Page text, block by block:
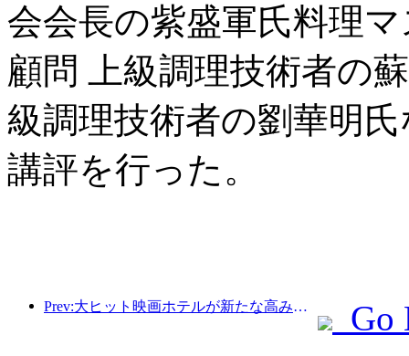
会会長の紫盛軍氏料理
顧問 上級調理技術者の
級調理技術者の劉華明
講評を行った。
Prev:大ヒット映画ホテルが新たな高みへ、映画をテーマにしたホテルの分野をリード
Go